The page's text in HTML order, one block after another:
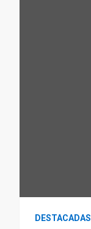
DESTACADAS